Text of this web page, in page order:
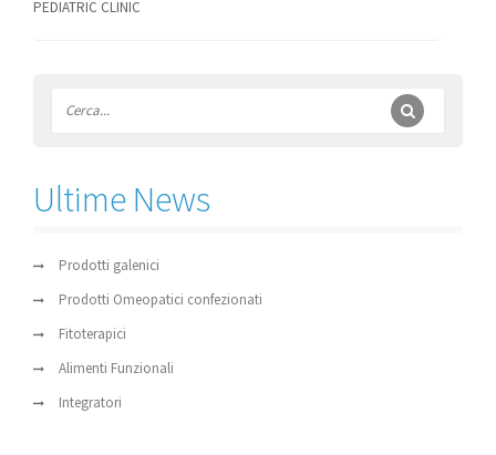
PEDIATRIC CLINIC
Ultime News
Prodotti galenici
Prodotti Omeopatici confezionati
Fitoterapici
Alimenti Funzionali
Integratori